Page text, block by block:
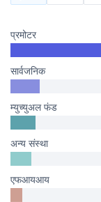
प्रमोटर
सार्वजनिक
म्युच्युअल फंड
अन्य संस्था
एफआयआय